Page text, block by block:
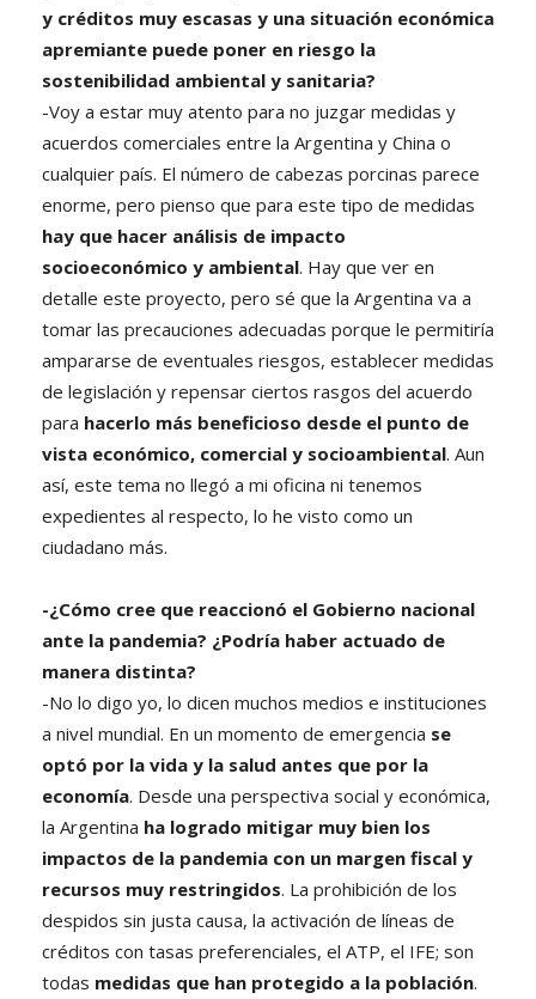
y créditos muy escasas y una situación económica
apremiante puede poner en riesgo la
sostenibilidad ambiental y sanitaria?
-Voy a estar muy atento para no juzgar medidas y
acuerdos comerciales entre la Argentina y China o
cualquier país. El número de cabezas porcinas parece
enorme, pero pienso que para este tipo de medidas
hay que hacer análisis de impacto
socioeconómico y ambiental. Hay que ver en
detalle este proyecto, pero sé que la Argentina va a
tomar las precauciones adecuadas porque le permitiría
ampararse de eventuales riesgos, establecer medidas
de legislación y repensar ciertos rasgos del acuerdo
para hacerlo más beneficioso desde el punto de
vista económico, comercial y socioambiental. Aun
así, este tema no llegó a mi oficina ni tenemos
expedientes al respecto, lo he visto como un
ciudadano más.
-¿Cómo cree que reaccionó el Gobierno nacional
ante la pandemia? ¿Podría haber actuado de
manera distinta?
-No lo digo yo, lo dicen muchos medios e instituciones
a nivel mundial. En un momento de emergencia se
optó por la vida y la salud antes que por la
economía. Desde una perspectiva social y económica,
la Argentina ha logrado mitigar muy bien los
impactos de la pandemia con un margen fiscal y
recursos muy restringidos. La prohibición de los
despidos sin justa causa, la activación de líneas de
créditos con tasas preferenciales, el ATP, el IFE; son
todas medidas que han protegido a la población.